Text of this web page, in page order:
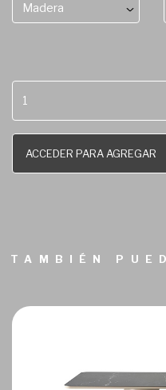
Madera
ACCEDER PARA AGREGAR
TAMBIÉN